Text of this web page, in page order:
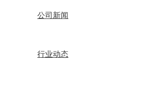
公司新闻
行业动态